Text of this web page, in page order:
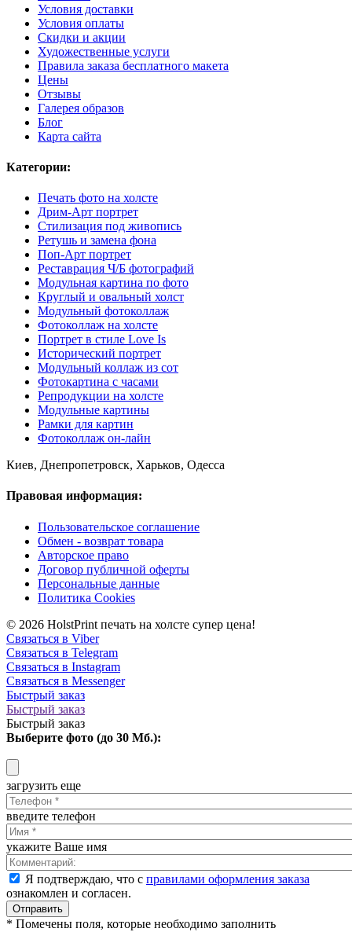
Условия доставки
Условия оплаты
Скидки и акции
Художественные услуги
Правила заказа бесплатного макета
Цены
Отзывы
Галерея образов
Блог
Карта сайта
Категории:
Печать фото на холсте
Дрим-Арт портрет
Стилизация под живопись
Ретушь и замена фона
Поп-Арт портрет
Реставрация Ч/Б фотографий
Модульная картина по фото
Круглый и овальный холст
Модульный фотоколлаж
Фотоколлаж на холсте
Портрет в стиле Love Is
Исторический портрет
Модульный коллаж из сот
Фотокартина с часами
Репродукции на холсте
Модульные картины
Рамки для картин
Фотоколлаж он-лайн
Киев, Днепропетровск, Харьков, Одесса
Правовая информация:
Пользовательское соглашение
Обмен - возврат товара
Авторское право
Договор публичной оферты
Персональные данные
Политика Cookies
© 2026 HolstPrint печать на холсте супер цена!
Связаться в Viber
Связаться в Telegram
Связаться в Instagram
Связаться в Messenger
Быстрый заказ
Быстрый заказ
Быстрый заказ
Выберите фото (до 30 Мб.):
загрузить еще
введите телефон
укажите Ваше имя
Я подтверждаю, что с правилами оформления заказа
ознакомлен и согласен.
Отправить
* Помечены поля, которые необходимо заполнить